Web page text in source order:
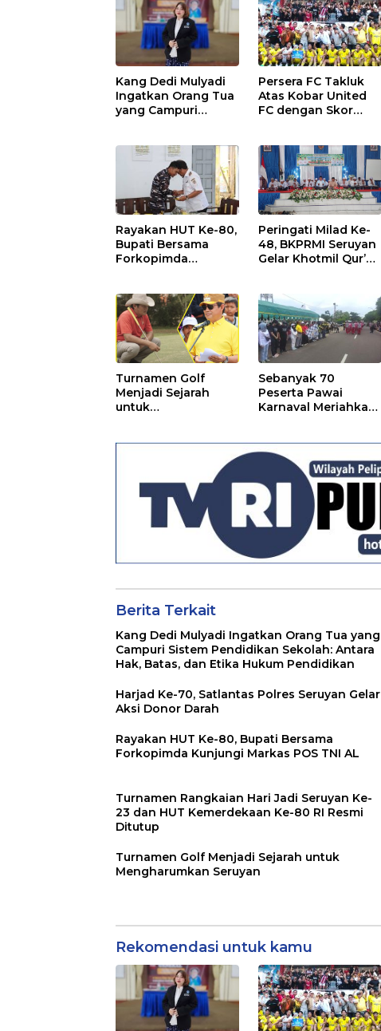
Kang Dedi Mulyadi
Ingatkan Orang Tua
yang Campuri
Batas, dan Etika
Hukum Pendidikan
Persera FC Takluk
Atas Kobar United
FC dengan Skor
Rayakan HUT Ke-80,
Bupati Bersama
Forkopimda
Peringati Milad Ke-
48, BKPRMI Seruyan
Gelar Khotmil Qur’an
Turnamen Golf
Menjadi Sejarah
untuk
Sebanyak 70
Peserta Pawai
Karnaval Meriahkan
Berita Terkait
Kang Dedi Mulyadi Ingatkan Orang Tua yang
Campuri Sistem Pendidikan Sekolah: Antara
Hak, Batas, dan Etika Hukum Pendidikan
Harjad Ke-70, Satlantas Polres Seruyan Gelar
Aksi Donor Darah
Rayakan HUT Ke-80, Bupati Bersama
Forkopimda Kunjungi Markas POS TNI AL
Turnamen Rangkaian Hari Jadi Seruyan Ke-
23 dan HUT Kemerdekaan Ke-80 RI Resmi
Ditutup
Turnamen Golf Menjadi Sejarah untuk
Mengharumkan Seruyan
Rekomendasi untuk kamu